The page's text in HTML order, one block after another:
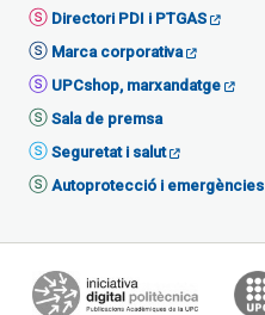
Directori PDI i PTGAS
Marca corporativa
UPCshop, marxandatge
Sala de premsa
Seguretat i salut
Autoprotecció i emergències